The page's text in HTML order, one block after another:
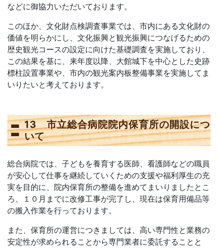
などに御協力いただいております。
このほか、文化財点検調査事業では、市内にある文化財の
価値を明らかにし、文化振興と観光振興につなげるための
歴史観光コースの設定に向けた基礎調査を実施しており、
この結果を基に、来年度以降、大館城下を中心とした史跡
標柱設置事業や、市内の観光案内板整備事業を実施してま
いりたいと考えております。
13 市立総合病院院内保育所の開設につ
いて
総合病院では、子どもを養育する医師、看護師などの職員
が安心して仕事を継続していくための支援や福利厚生の充
実を目的に、院内保育所の整備を進めてまいりましたとこ
ろ、１０月までに改修工事が完了し、現在は保育用備品等
の搬入作業を行っております。
また、保育所の運営につきましては、高い専門性と業務の
安定性が求められることから専門業者に委託することと